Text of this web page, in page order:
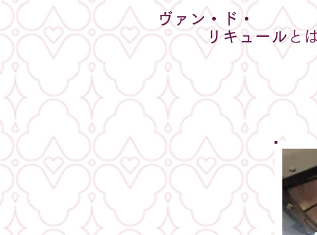
ヴァン・ド・
リキュールと